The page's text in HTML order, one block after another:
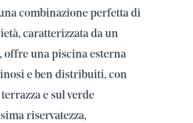
combinazione perfetta di
caratterizzata da un
offre una piscina esterna
e ben distribuiti, con
e sul verde
riservatezza,